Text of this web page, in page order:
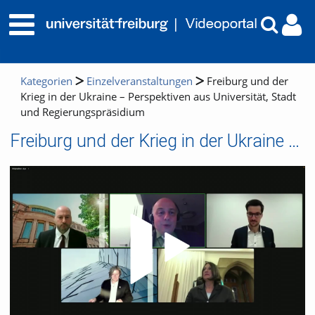
Kategorien Einzelveranstaltungen
Freiburg und der
Krieg in der Ukraine – Perspektiven aus Universität, Stadt
und Regierungspräsidium
Freiburg und der Krieg in der Ukraine – Perspektiven aus Universität, Stadt und Regierungspräsidium